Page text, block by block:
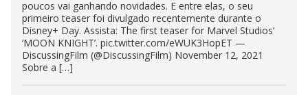
poucos vai ganhando novidades. E entre elas, o seu
primeiro teaser foi divulgado recentemente durante o
Disney+ Day. Assista: The first teaser for Marvel Studios’
‘MOON KNIGHT’. pic.twitter.com/eWUK3HopET —
DiscussingFilm (@DiscussingFilm) November 12, 2021
Sobre a […]